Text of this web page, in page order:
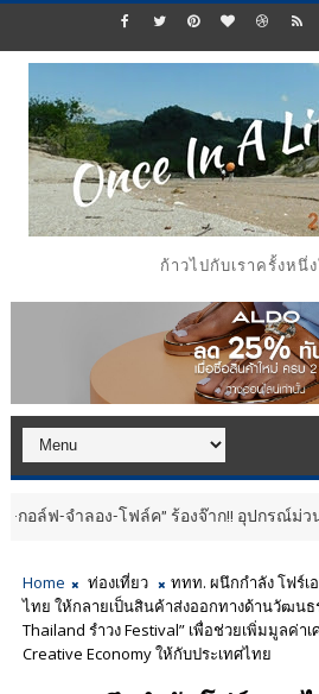
ก้าวไปกับเราครั้งหนึ่
-โฟล์ค” ร้องจ๊าก!! อุปกรณ์ม่วนจอยงานวัด
Home ท่องเที่ยว
ททท. ผนึกกำลัง โฟร์เ
ไทย ให้กลายเป็นสินค้าส่งออกทางด้านวัฒนธ
Thailand รำวง Festival” เพื่อช่วยเพิ่มมูลค่า
Creative Economy ให้กับประเทศไทย